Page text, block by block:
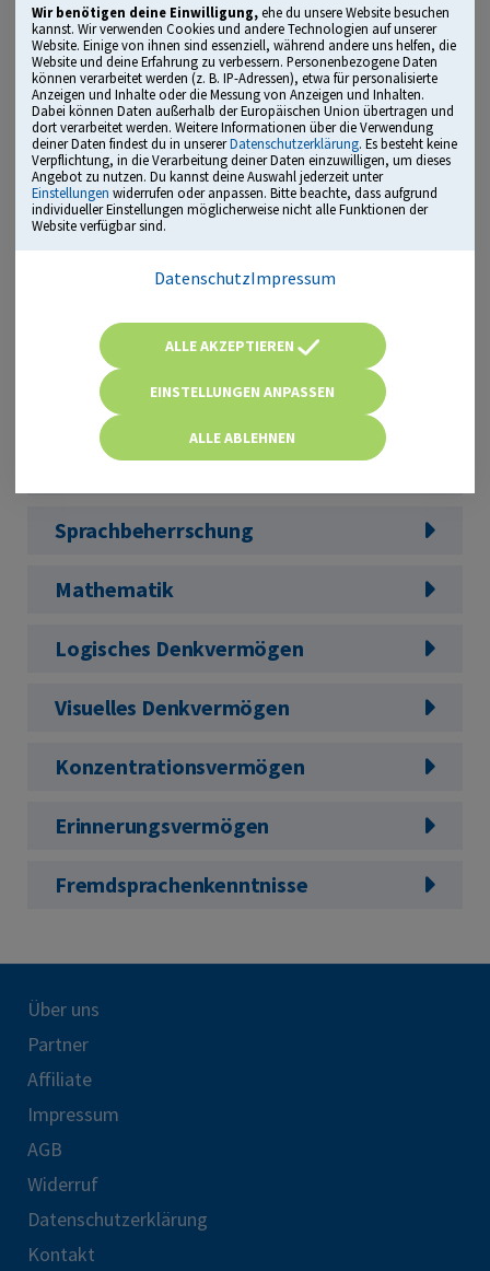
Wir benötigen deine Einwilligung,ehe du unsere Website besuchen
kannst. Wir verwenden Cookies und andere Technologien auf unserer
Website. Einige von ihnen sind essenziell, während andere uns helfen, die
Website und deine Erfahrung zu verbessern. Personenbezogene Daten
können verarbeitet werden (z. B. IP-Adressen), etwa für personalisierte
Anzeigen und Inhalte oder die Messung von Anzeigen und Inhalten.
Dabei können Daten außerhalb der Europäischen Union übertragen und
dort verarbeitet werden. Weitere Informationen über die Verwendung
deiner Daten findest du in unsererDatenschutzerklärung. Es besteht keine
Verpflichtung, in die Verarbeitung deiner Daten einzuwilligen, um dieses
Angebot zu nutzen. Du kannst deine Auswahl jederzeit unter
Einstellungen widerrufen oder anpassen. Bitte beachte, dass aufgrund
individueller Einstellungen möglicherweise nicht alle Funktionen der
Website verfügbar sind.
DatenschutzImpressum
ALLE AKZEPTIEREN
EINSTELLUNGEN ANPASSEN
ALLE ABLEHNEN
„Herausragendes Bildungsmedium“
ausgezeichnet mit dem Comenius Award
Übungsmodus, Testmodus, Leistungsanalyse und mehr
alle typischen Testbereiche mit vielen Originalfragen
kommentierte Lösungen inklusive Tipps und Tricks
empfohlen von Einstellungsberatern und
Mehr als 1.500 Aufgaben in ...
Allgemeinwissen
Sprachbeherrschung
Mathematik
Logisches Denkvermögen
Visuelles Denkvermögen
Konzentrationsvermögen
Erinnerungsvermögen
Fremdsprachenkenntnisse
Über uns
Partner
Affiliate
Impressum
AGB
Widerruf
Datenschutzerklärung
Kontakt